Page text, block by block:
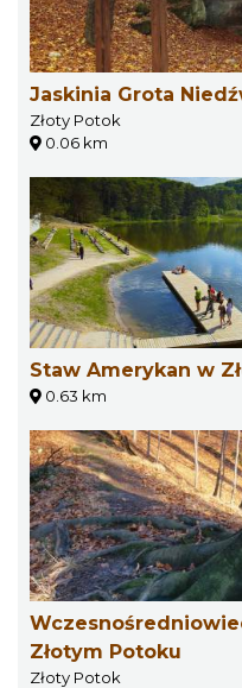
Jaskinia Grota
Złoty Potok
0.06 km
Staw Amerykan w
0.63 km
Złotym Potoku
Złoty Potok